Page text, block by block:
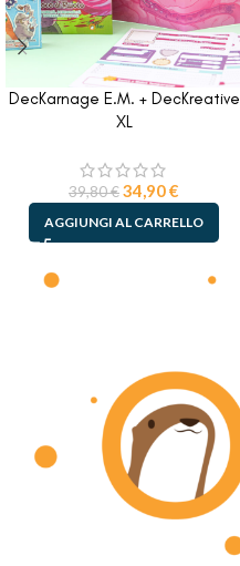
DecKarnage E.M. + DecKreative
XL
39,80€34,90€
AGGIUNGI AL CARRELLO